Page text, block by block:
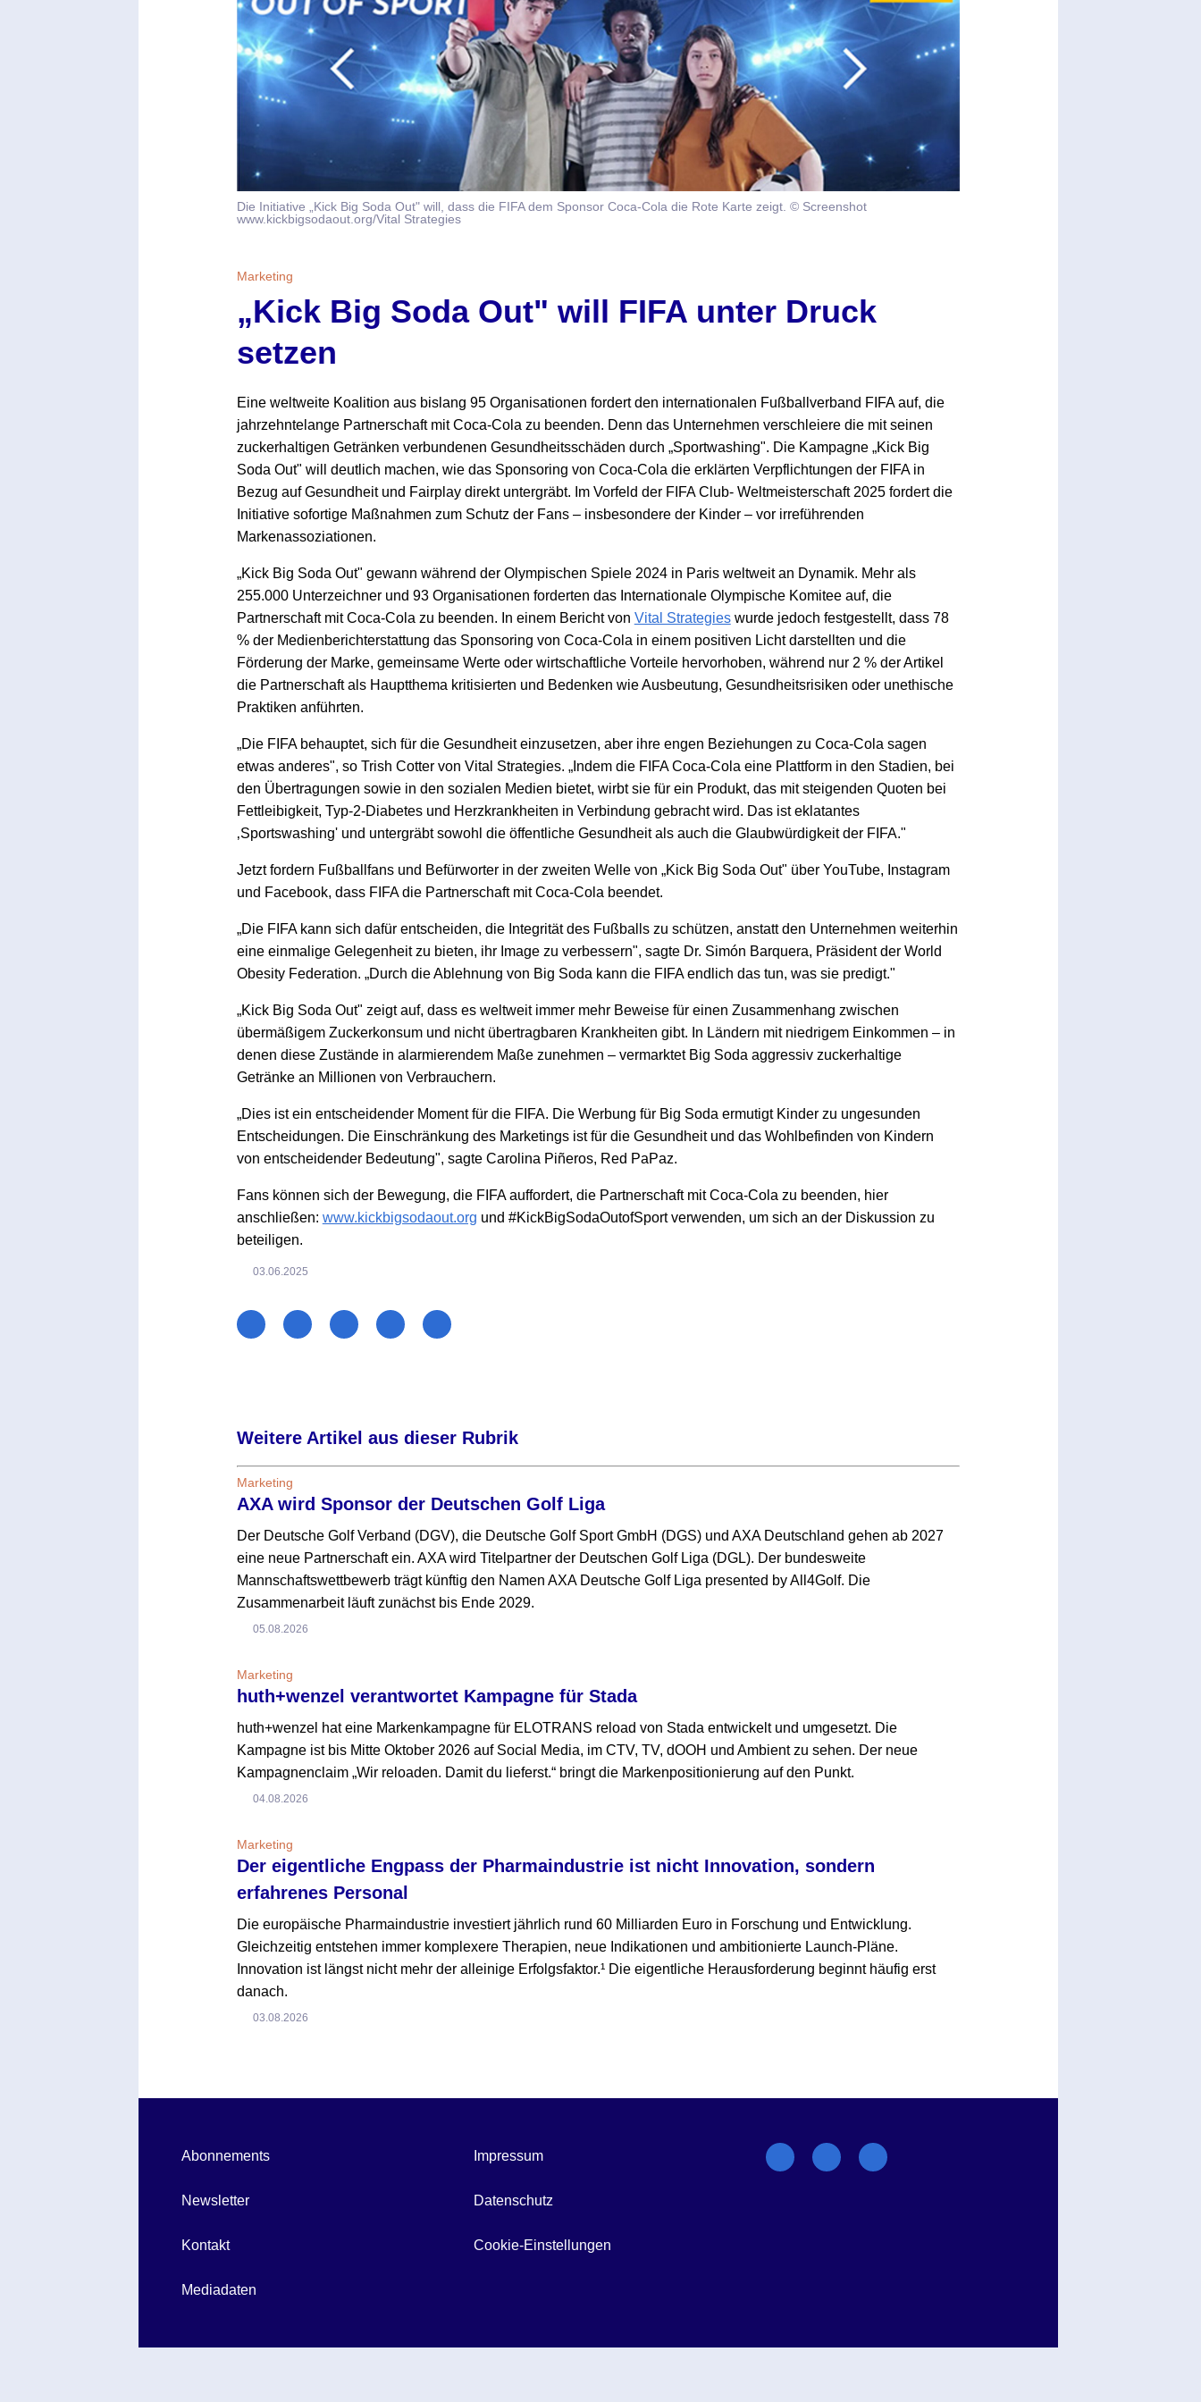
Die Initiative „Kick Big Soda Out" will, dass die FIFA dem Sponsor Coca-Cola die Rote Karte zeigt. © Screenshot
www.kickbigsodaout.org/Vital Strategies
Marketing
„Kick Big Soda Out" will FIFA unter Druck
setzen
Eine weltweite Koalition aus bislang 95 Organisationen fordert den internationalen Fußballverband FIFA auf, die
jahrzehntelange Partnerschaft mit Coca-Cola zu beenden. Denn das Unternehmen verschleiere die mit seinen
zuckerhaltigen Getränken verbundenen Gesundheitsschäden durch „Sportwashing". Die Kampagne „Kick Big
Soda Out" will deutlich machen, wie das Sponsoring von Coca-Cola die erklärten Verpflichtungen der FIFA in
Bezug auf Gesundheit und Fairplay direkt untergräbt. Im Vorfeld der FIFA Club- Weltmeisterschaft 2025 fordert die
Initiative sofortige Maßnahmen zum Schutz der Fans – insbesondere der Kinder – vor irreführenden
Markenassoziationen.
„Kick Big Soda Out" gewann während der Olympischen Spiele 2024 in Paris weltweit an Dynamik. Mehr als
255.000 Unterzeichner und 93 Organisationen forderten das Internationale Olympische Komitee auf, die
Partnerschaft mit Coca-Cola zu beenden. In einem Bericht von Vital Strategieswurde jedoch festgestellt, dass 78
% der Medienberichterstattung das Sponsoring von Coca-Cola in einem positiven Licht darstellten und die
Förderung der Marke, gemeinsame Werte oder wirtschaftliche Vorteile hervorhoben, während nur 2 % der Artikel
die Partnerschaft als Hauptthema kritisierten und Bedenken wie Ausbeutung, Gesundheitsrisiken oder unethische
Praktiken anführten.
„Die FIFA behauptet, sich für die Gesundheit einzusetzen, aber ihre engen Beziehungen zu Coca-Cola sagen
etwas anderes", so Trish Cotter von Vital Strategies. „Indem die FIFA Coca-Cola eine Plattform in den Stadien, bei
den Übertragungen sowie in den sozialen Medien bietet, wirbt sie für ein Produkt, das mit steigenden Quoten bei
Fettleibigkeit, Typ-2-Diabetes und Herzkrankheiten in Verbindung gebracht wird. Das ist eklatantes
‚Sportswashing' und untergräbt sowohl die öffentliche Gesundheit als auch die Glaubwürdigkeit der FIFA."
Jetzt fordern Fußballfans und Befürworter in der zweiten Welle von „Kick Big Soda Out" über YouTube, Instagram
und Facebook, dass FIFA die Partnerschaft mit Coca-Cola beendet.
„Die FIFA kann sich dafür entscheiden, die Integrität des Fußballs zu schützen, anstatt den Unternehmen weiterhin
eine einmalige Gelegenheit zu bieten, ihr Image zu verbessern", sagte Dr. Simón Barquera, Präsident der World
Obesity Federation. „Durch die Ablehnung von Big Soda kann die FIFA endlich das tun, was sie predigt."
„Kick Big Soda Out" zeigt auf, dass es weltweit immer mehr Beweise für einen Zusammenhang zwischen
übermäßigem Zuckerkonsum und nicht übertragbaren Krankheiten gibt. In Ländern mit niedrigem Einkommen – in
denen diese Zustände in alarmierendem Maße zunehmen – vermarktet Big Soda aggressiv zuckerhaltige
Getränke an Millionen von Verbrauchern.
„Dies ist ein entscheidender Moment für die FIFA. Die Werbung für Big Soda ermutigt Kinder zu ungesunden
Entscheidungen. Die Einschränkung des Marketings ist für die Gesundheit und das Wohlbefinden von Kindern
von entscheidender Bedeutung", sagte Carolina Piñeros, Red PaPaz.
Fans können sich der Bewegung, die FIFA auffordert, die Partnerschaft mit Coca-Cola zu beenden, hier
anschließen: www.kickbigsodaout.org und #KickBigSodaOutofSport verwenden, um sich an der Diskussion zu
beteiligen.
03.06.2025
Weitere Artikel aus dieser Rubrik
Marketing
AXA wird Sponsor der Deutschen Golf Liga
Der Deutsche Golf Verband (DGV), die Deutsche Golf Sport GmbH (DGS) und AXA Deutschland gehen ab 2027
eine neue Partnerschaft ein. AXA wird Titelpartner der Deutschen Golf Liga (DGL). Der bundesweite
Mannschaftswettbewerb trägt künftig den Namen AXA Deutsche Golf Liga presented by All4Golf. Die
Zusammenarbeit läuft zunächst bis Ende 2029.
05.08.2026
Marketing
huth+wenzel verantwortet Kampagne für Stada
huth+wenzel hat eine Markenkampagne für ELOTRANS reload von Stada entwickelt und umgesetzt. Die
Kampagne ist bis Mitte Oktober 2026 auf Social Media, im CTV, TV, dOOH und Ambient zu sehen. Der neue
Kampagnenclaim „Wir reloaden. Damit du lieferst.“ bringt die Markenpositionierung auf den Punkt.
04.08.2026
Marketing
Der eigentliche Engpass der Pharmaindustrie ist nicht Innovation, sondern
erfahrenes Personal
Die europäische Pharmaindustrie investiert jährlich rund 60 Milliarden Euro in Forschung und Entwicklung.
Gleichzeitig entstehen immer komplexere Therapien, neue Indikationen und ambitionierte Launch-Pläne.
Innovation ist längst nicht mehr der alleinige Erfolgsfaktor.¹ Die eigentliche Herausforderung beginnt häufig erst
danach.
03.08.2026
Abonnements
Newsletter
Kontakt
Mediadaten
Impressum
Datenschutz
Cookie-Einstellungen